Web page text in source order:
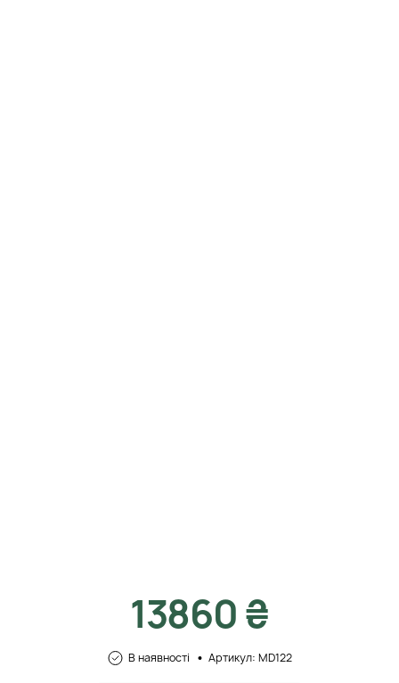
13860 ₴
В наявності Артикул: MD122